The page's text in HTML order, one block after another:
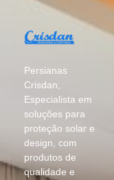
Persianas
Crisdan,
Especialista em
soluções para
proteção solar e
design, com
produtos de
qualidade e